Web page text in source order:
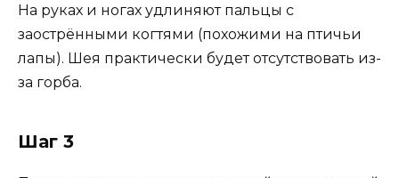
На руках и ногах удлиняют пальцы с
заострёнными когтями (похожими на птичьи
лапы). Шея практически будет отсутствовать из-
за горба.
Шаг 3